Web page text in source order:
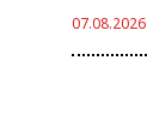
07.08.2026